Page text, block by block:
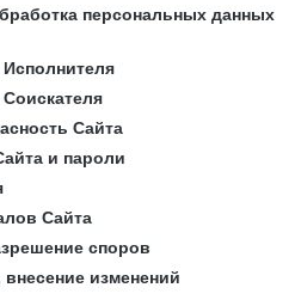
персональных данных
Сайта
и пароли
Сайта
споров
изменений